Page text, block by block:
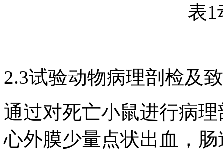
表1
2.3试验动物病理剖检及
通过对死亡小鼠进行病
心外膜少量点状出血，